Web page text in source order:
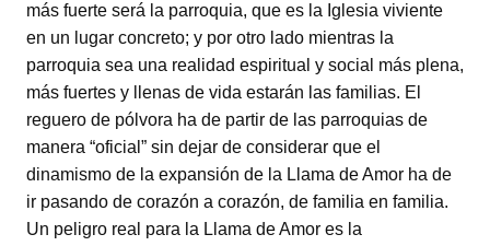
más fuerte será la parroquia, que es la Iglesia viviente
en un lugar concreto; y por otro lado mientras la
parroquia sea una realidad espiritual y social más plena,
más fuertes y llenas de vida estarán las familias. El
reguero de pólvora ha de partir de las parroquias de
manera “oficial” sin dejar de considerar que el
dinamismo de la expansión de la Llama de Amor ha de
ir pasando de corazón a corazón, de familia en familia.
Un peligro real para la Llama de Amor es la